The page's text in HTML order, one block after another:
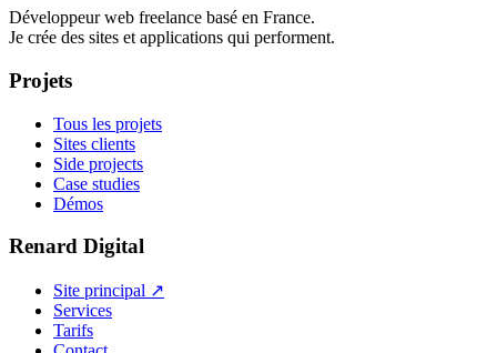
Développeur web freelance basé en France.
Je crée des sites et applications qui performent.
Projets
Tous les projets
Sites clients
Side projects
Case studies
Démos
Renard Digital
Site principal ↗
Services
Tarifs